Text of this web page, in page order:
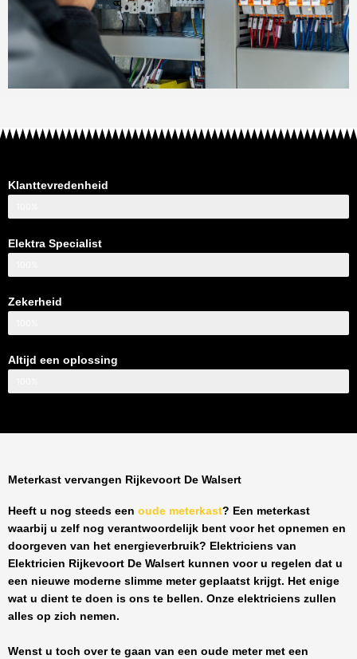
Klanttevredenheid
Elektra Specialist
Zekerheid
Altijd een oplossing
Meterkast vervangen Rijkevoort De Walsert
Heeft u nog steeds een oude meterkast? Een meterkast
waarbij u zelf nog verantwoordelijk bent voor het opnemen en
doorgeven van het energieverbruik? Elektriciens van
Elektricien Rijkevoort De Walsert kunnen voor u regelen dat u
een nieuwe moderne slimme meter geplaatst krijgt. Het enige
wat u dient te doen is ons te bellen. Onze elektriciens zullen
alles op zich nemen.
Wenst u toch over te gaan van een oude meter met een